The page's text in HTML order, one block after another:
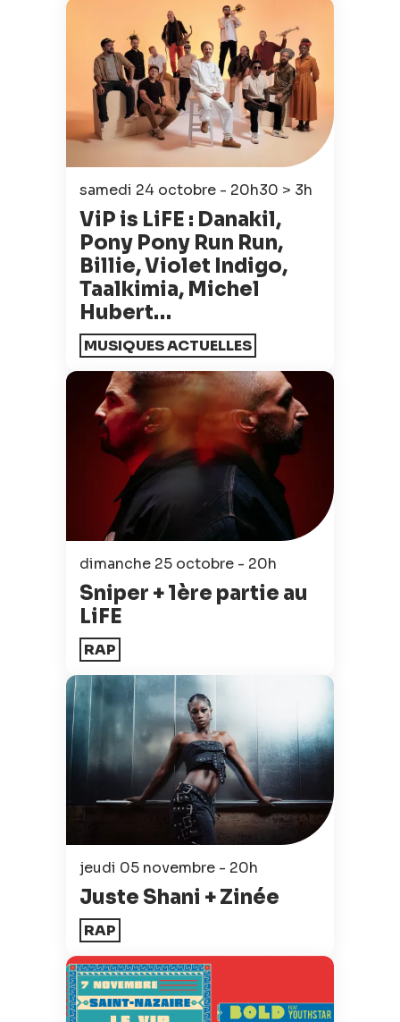
samedi 24 octobre - 20h30 > 3h
ViP is LiFE : Danakil,
Pony Pony Run Run,
Billie, Violet Indigo,
Taalkimia, Michel
Hubert…
MUSIQUES ACTUELLES
dimanche 25 octobre - 20h
Sniper + 1ère partie au
LiFE
RAP
jeudi 05 novembre - 20h
Juste Shani + Zinée
RAP